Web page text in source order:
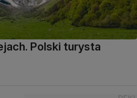
Polski turysta